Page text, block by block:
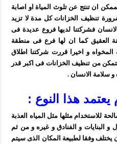
ان تنتج عن تلوث المياة او اصابة
تنظيف الخزانات كل مدة لا تزيد
فشركتنا لديها فروع عديدة فى
كما ان لها فرع فى منطقة
و اخيرا قررت شركتنا اطلاق
من تنظيف الخزانات فى اكبر قدر
سلامة الانسان .
يعتمد هذا النوع :
للاستخدام مثلها مثل المياه العذبة
و البنايات و الفنادق و غيره و من ثم
يختلف وفقا لطبيعة المكان الذى سيتم